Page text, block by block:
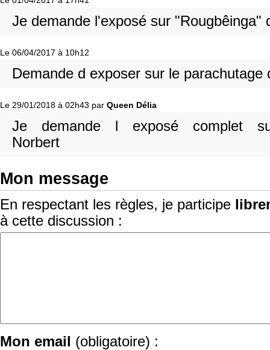
Je demande l'exposé sur "Rougbêinga"
Le 06/04/2017 à 10h12
Demande d exposer sur le parachutage
Le 29/01/2018 à 02h43 par Queen Délia
Je demande l exposé complet
Norbert
Mon message
En respectant les règles, je participe
à cette discussion :
Mon email (obligatoire) :